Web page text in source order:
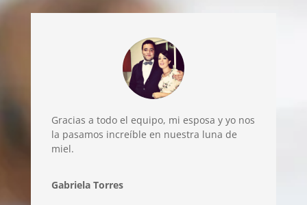
Gracias a todo el equipo, mi esposa y yo nos
la pasamos increíble en nuestra luna de
miel.
Gabriela Torres